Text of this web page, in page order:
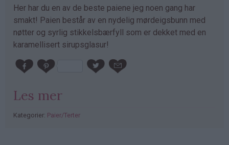
Her har du en av de beste paiene jeg noen gang har
smakt! Paien består av en nydelig mørdeigsbunn med
nøtter og syrlig stikkelsbærfyll som er dekket med en
karamellisert sirupsglasur!
Les mer
Kategorier: Paier/Terter